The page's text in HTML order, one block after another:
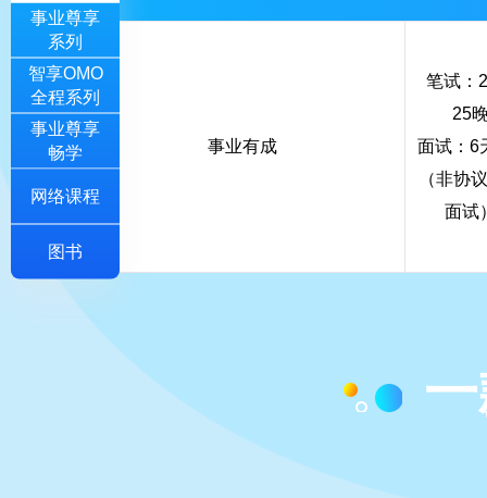
事业有成
笔试：
25
面试：6
（非协
面试
事业尊享
系列
智享OMO
全程系列
事业尊享
畅学
网络课程
图书